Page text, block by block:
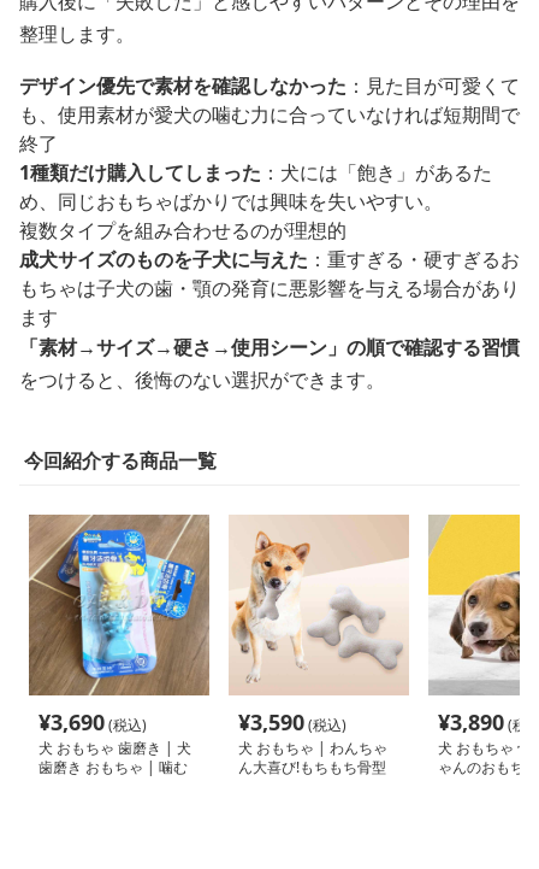
整理します。
デザイン優先で素材を確認しなかった ：見た目が可愛くて
も、使用素材が愛犬の噛む力に合っていなければ短期間で
終了
1種類だけ購入してしまった ：犬には「飽き」があるた
め、同じおもちゃばかりでは興味を失いやすい。
複数タイプを組み合わせるのが理想的
成犬サイズのものを子犬に与えた ：重すぎる・硬すぎるお
もちゃは子犬の歯・顎の発育に悪影響を与える場合があり
ます
「素材→サイズ→硬さ→使用シーン」の順で確認する習慣
をつけると、後悔のない選択ができます。
今回紹介する商品一覧
¥3,690(税込)
犬 おもちゃ 歯磨き | 犬
歯磨き おもちゃ | 噛む
¥3,590(税込)
犬 おもちゃ | わんちゃ
ん大喜び!もちもち骨型
¥3,890(税
犬 おもちゃ 骨
ゃんのおもち